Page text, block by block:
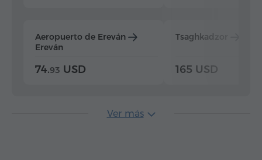
Aeropuerto de Ereván
Ereván
74.93 USD
Tsaghkadzor
165 USD
Ver más